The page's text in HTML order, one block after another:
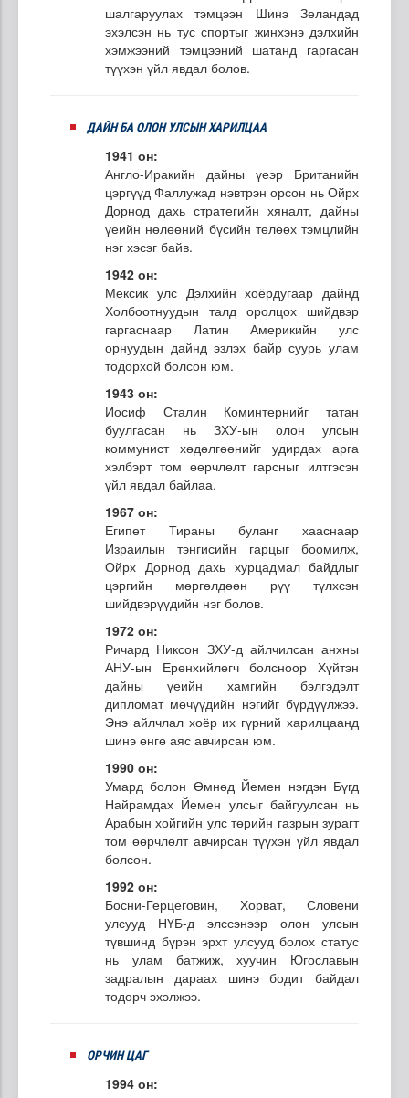
шалгаруулах тэмцээн Шинэ Зеландад
эхэлсэн нь тус спортыг жинхэнэ дэлхийн
хэмжээний тэмцээний шатанд гаргасан
түүхэн үйл явдал болов.
ДАЙН БА ОЛОН УЛСЫН ХАРИЛЦАА
1941 он:
Англо-Иракийн дайны үеэр Британийн
цэргүүд Фаллужад нэвтрэн орсон нь Ойрх
Дорнод дахь стратегийн хяналт, дайны
үеийн нөлөөний бүсийн төлөөх тэмцлийн
нэг хэсэг байв.
1942 он:
Мексик улс Дэлхийн хоёрдугаар дайнд
Холбоотнуудын талд оролцох шийдвэр
гаргаснаар Латин Америкийн улс
орнуудын дайнд эзлэх байр суурь улам
тодорхой болсон юм.
1943 он:
Иосиф Сталин Коминтернийг татан
буулгасан нь ЗХУ-ын олон улсын
коммунист хөдөлгөөнийг удирдах арга
хэлбэрт том өөрчлөлт гарсныг илтгэсэн
үйл явдал байлаа.
1967 он:
Египет Тираны буланг хааснаар
Израилын тэнгисийн гарцыг боомилж,
Ойрх Дорнод дахь хурцадмал байдлыг
цэргийн мөргөлдөөн рүү түлхсэн
шийдвэрүүдийн нэг болов.
1972 он:
Ричард Никсон ЗХУ-д айлчилсан анхны
АНУ-ын Ерөнхийлөгч болсноор Хүйтэн
дайны үеийн хамгийн бэлгэдэлт
дипломат мөчүүдийн нэгийг бүрдүүлжээ.
Энэ айлчлал хоёр их гүрний харилцаанд
шинэ өнгө аяс авчирсан юм.
1990 он:
Умард болон Өмнөд Йемен нэгдэн Бүгд
Найрамдах Йемен улсыг байгуулсан нь
Арабын хойгийн улс төрийн газрын зурагт
том өөрчлөлт авчирсан түүхэн үйл явдал
болсон.
1992 он:
Босни-Герцеговин, Хорват, Словени
улсууд НҮБ-д элссэнээр олон улсын
түвшинд бүрэн эрхт улсууд болох статус
нь улам батжиж, хуучин Югославын
задралын дараах шинэ бодит байдал
тодорч эхэлжээ.
ОРЧИН ЦАГ
1994 он: